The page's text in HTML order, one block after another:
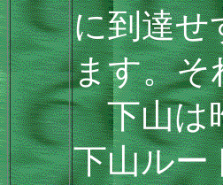
に到達せ
ます。そ
下山は
下山ルー